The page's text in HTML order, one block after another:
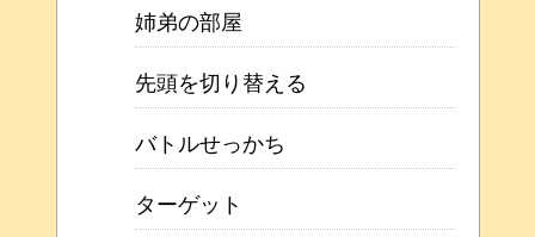
姉弟の部屋
先頭を切り替える
バトルせっかち
ターゲット